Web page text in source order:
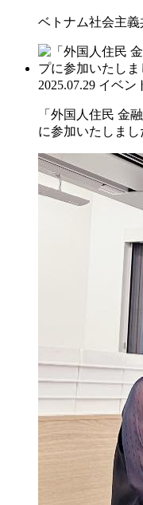
ベトナム社会主
2025.07.29 イベン
「外国人住民 金
に参加いたしまし